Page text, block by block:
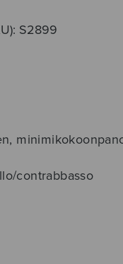
S2899
contrabbasso